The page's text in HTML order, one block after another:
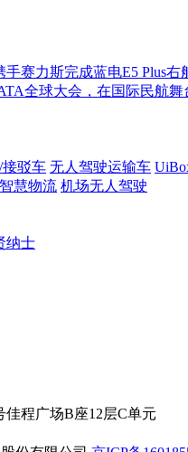
赛力斯完成蓝电E5 Plus
全球大会，在国际民航
驳车 无人驾驶运输车
慧物流 机场无人驾驶
纳士
程广场B座12层C单元